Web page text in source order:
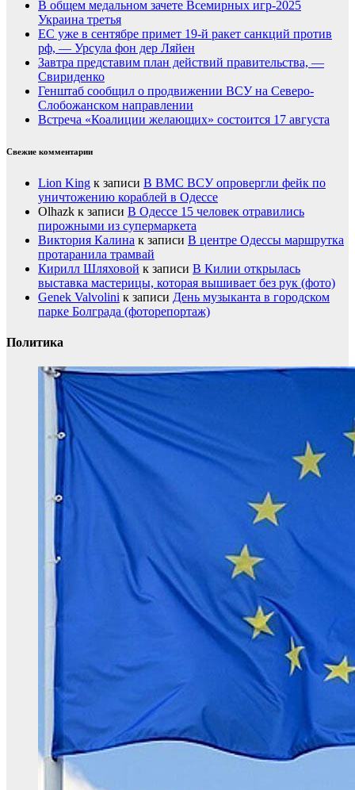
В общем медальном зачете Всемирных игр-2025
Украина третья
ЕС уже в сентябре примет 19-й ракет санкций против
рф, — Урсула фон дер Ляйен
Завтра представим план действий правительства, —
Свириденко
Генштаб сообщил о продвижении ВСУ на Северо-
Слобожанском направлении
Встреча «Коалиции желающих» состоится 17 августа
Свежие комментарии
Lion King к записи В ВМС ВСУ опровергли фейк по
уничтожению кораблей в Одессе
Olhazk к записи В Одессе 15 человек отравились
пирожными из супермаркета
Виктория Калина к записи В центре Одессы маршрутка
протаранила трамвай
Кирилл Шляховой к записи В Килии открылась
выставка мастерицы, которая вышивает без рук (фото)
Genek Valvolini к записи День музыканта в городском
парке Болграда (фоторепортаж)
Политика